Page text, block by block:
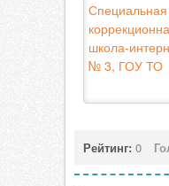
Специальная
школа-
№ 3, ГОУ ТО
Рейтинг: 0